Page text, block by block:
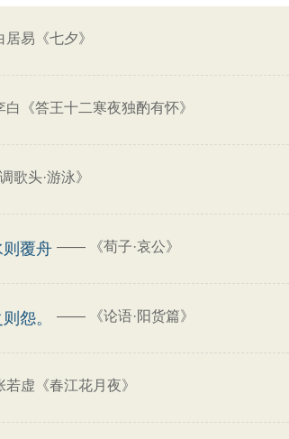
居易《七夕》
白《答王十二寒夜独酌有怀》
歌头·游泳》
覆舟 —— 《荀子·哀公》
怨。 —— 《论语·阳货篇》
若虚《春江花月夜》